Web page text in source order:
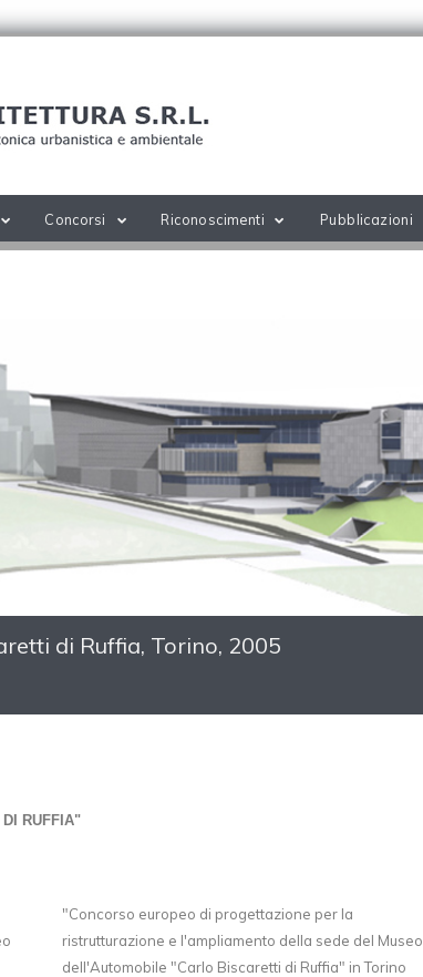
Concorsi Riconoscimenti Pubblicazioni
di Ruffia, Torino, 2005
RUFFIA"
"Concorso europeo di progettazione per la
ristrutturazione e l'ampliamento della sede del Museo
dell'Automobile "Carlo Biscaretti di Ruffia" in Torino